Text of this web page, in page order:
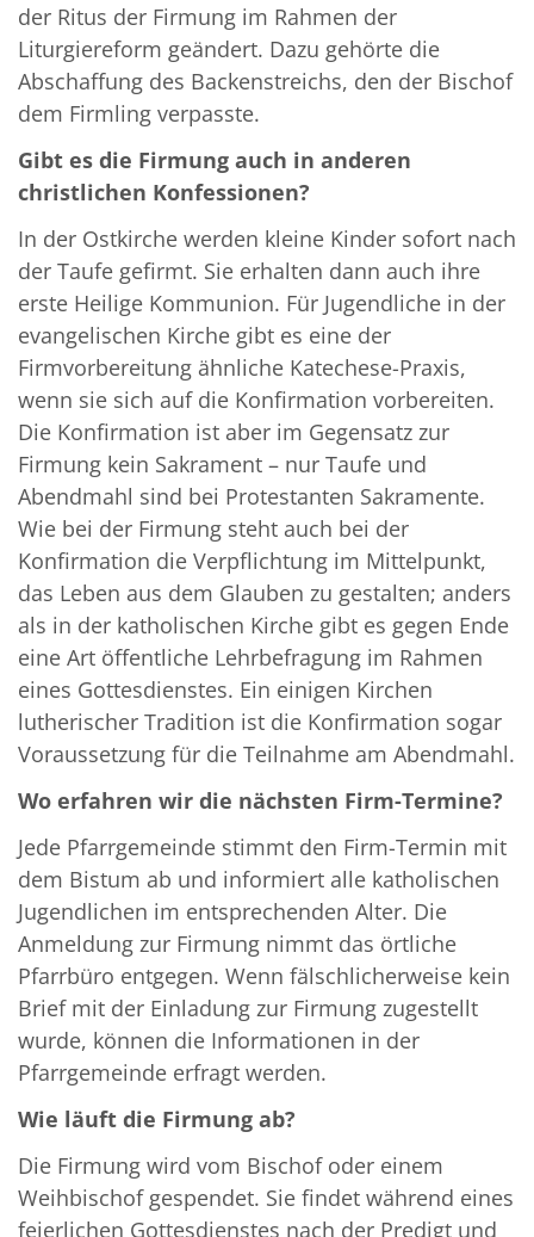
der Ritus der Firmung im Rahmen der
Liturgiereform geändert. Dazu gehörte die
Abschaffung des Backenstreichs, den der Bischof
dem Firmling verpasste.
Gibt es die Firmung auch in anderen
christlichen Konfessionen?
In der Ostkirche werden kleine Kinder sofort nach
der Taufe gefirmt. Sie erhalten dann auch ihre
erste Heilige Kommunion. Für Jugendliche in der
evangelischen Kirche gibt es eine der
Firmvorbereitung ähnliche Katechese-Praxis,
wenn sie sich auf die Konfirmation vorbereiten.
Die Konfirmation ist aber im Gegensatz zur
Firmung kein Sakrament – nur Taufe und
Abendmahl sind bei Protestanten Sakramente.
Wie bei der Firmung steht auch bei der
Konfirmation die Verpflichtung im Mittelpunkt,
das Leben aus dem Glauben zu gestalten; anders
als in der katholischen Kirche gibt es gegen Ende
eine Art öffentliche Lehrbefragung im Rahmen
eines Gottesdienstes. Ein einigen Kirchen
lutherischer Tradition ist die Konfirmation sogar
Voraussetzung für die Teilnahme am Abendmahl.
Wo erfahren wir die nächsten Firm-Termine?
Jede Pfarrgemeinde stimmt den Firm-Termin mit
dem Bistum ab und informiert alle katholischen
Jugendlichen im entsprechenden Alter. Die
Anmeldung zur Firmung nimmt das örtliche
Pfarrbüro entgegen. Wenn fälschlicherweise kein
Brief mit der Einladung zur Firmung zugestellt
wurde, können die Informationen in der
Pfarrgemeinde erfragt werden.
Wie läuft die Firmung ab?
Die Firmung wird vom Bischof oder einem
Weihbischof gespendet. Sie findet während eines
feierlichen Gottesdienstes nach der Predigt und